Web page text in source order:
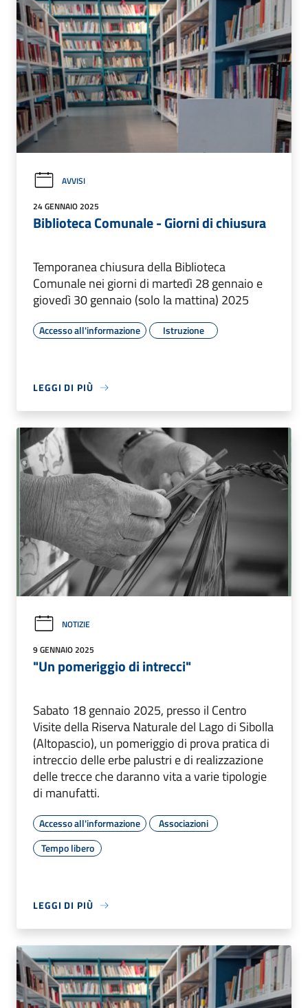
AVVISI
24 GENNAIO 2025
Biblioteca Comunale - Giorni di chiusura
Temporanea chiusura della Biblioteca
Comunale nei giorni di martedì 28 gennaio e
giovedì 30 gennaio (solo la mattina) 2025
Accesso all'informazione Istruzione
LEGGI DI PIÙ
NOTIZIE
9 GENNAIO 2025
"Un pomeriggio di intrecci"
Sabato 18 gennaio 2025, presso il Centro
Visite della Riserva Naturale del Lago di Sibolla
(Altopascio), un pomeriggio di prova pratica di
intreccio delle erbe palustri e di realizzazione
delle trecce che daranno vita a varie tipologie
di manufatti.
Accesso all'informazione
Associazioni
Tempo libero
LEGGI DI PIÙ